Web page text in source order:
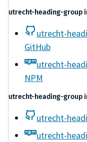
utrecht-heading-group
utrecht-
GitHub
utrecht-
NPM
utrecht-heading-group
utrecht-
utrecht-